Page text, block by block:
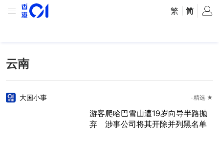
繁 简
云南
大国小事 精选 ★
游客爬哈巴雪山遭19岁向导半路抛
弃 涉事公司将其开除并列黑名单